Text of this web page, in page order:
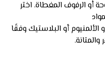
أو الرفوف المغطاة. اختر
أو البلاستيك وفقًا